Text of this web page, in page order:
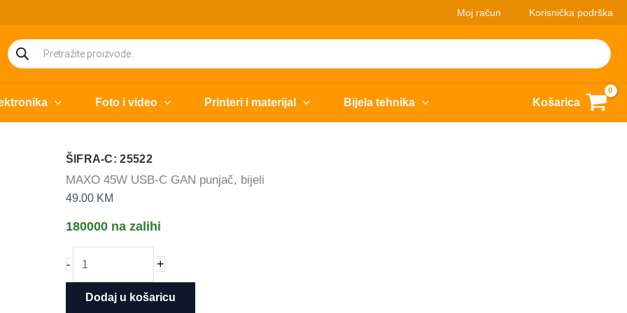
Moj račun Korisnička podrška
Products
search
Foto i video Printeri i materijal Bijela tehnika Košarica
ŠIFRA-C: 25522
MAXO 45W USB-C GAN punjač, bijeli
49.00 KM
180000 na zalihi
-
45W
+
Dodaj u košaricu